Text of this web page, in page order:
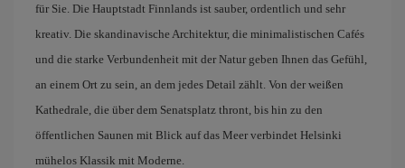
für Sie. Die Hauptstadt Finnlands ist sauber, ordentlich und sehr
kreativ. Die skandinavische Architektur, die minimalistischen Cafés
und die starke Verbundenheit mit der Natur geben Ihnen das Gefühl,
an einem Ort zu sein, an dem jedes Detail zählt. Von der weißen
Kathedrale, die über dem Senatsplatz thront, bis hin zu den
öffentlichen Saunen mit Blick auf das Meer verbindet Helsinki
mühelos Klassik mit Moderne.